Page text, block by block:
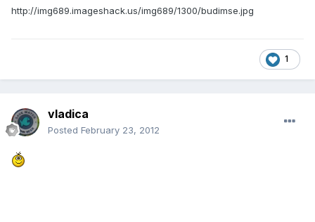
http://img689.imageshack.us/img689/1300/budimse.jpg
1
vladica
Posted February 23, 2012